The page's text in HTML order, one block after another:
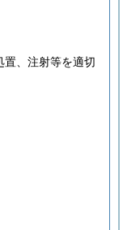
置、注射等を適切